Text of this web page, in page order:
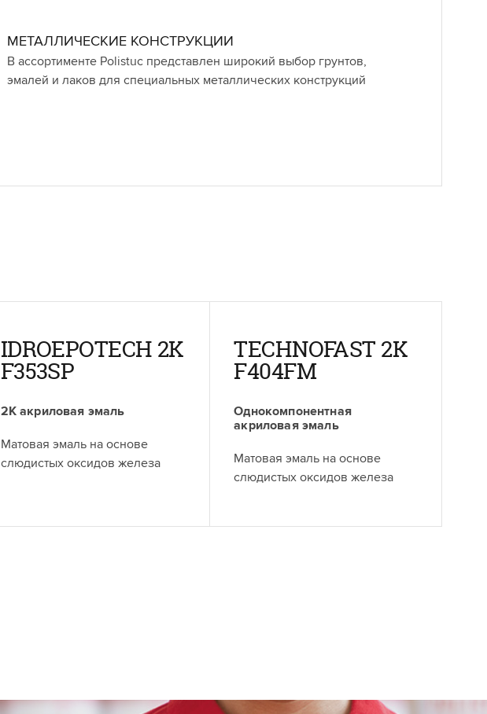
МЕТАЛЛИЧЕСКИЕ КОНСТРУКЦИИ
В ассортименте Polistuc представлен широкий выбор грунтов,
эмалей и лаков для специальных металлических конструкций
IDROEPOTECH 2K
F353SP
2К акриловая эмаль
Матовая эмаль на основе
слюдистых оксидов железа
TECHNOFAST 2K
F404FM
Однокомпонентная
акриловая эмаль
Матовая эмаль на основе
слюдистых оксидов железа